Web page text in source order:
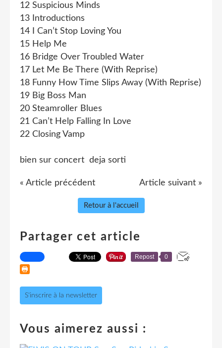
12 Suspicious Minds
13 Introductions
14 I Can’t Stop Loving You
15 Help Me
16 Bridge Over Troubled Water
17 Let Me Be There (With Reprise)
18 Funny How Time Slips Away (With Reprise)
19 Big Boss Man
20 Steamroller Blues
21 Can’t Help Falling In Love
22 Closing Vamp
bien sur concert deja sorti
« Article précédent Article suivant »
Retour à l'accueil
Partager cet article
Repost 0
S'inscrire à la newsletter
Vous aimerez aussi :